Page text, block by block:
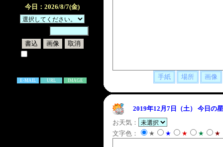
今日：2026/8/7(金)
E-MAIL URL IMAGE
2019年12月7日（土）
今日の
お天気：
文字色：
★ ★ ★ ★ ★